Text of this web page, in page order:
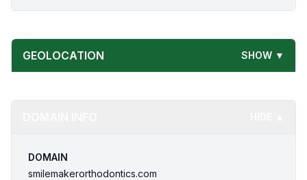
GEOLOCATION SHOW ▼
DOMAIN
smilemakerorthodontics.com